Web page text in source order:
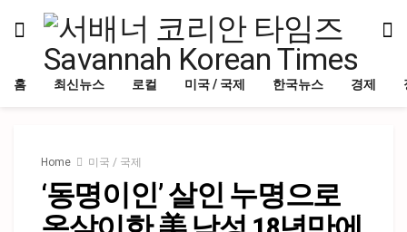
홈 최신뉴스 로컬 미국 / 국제 한국뉴스 경제
Home 미국 / 국제
‘동명이인’ 살인 누명으로